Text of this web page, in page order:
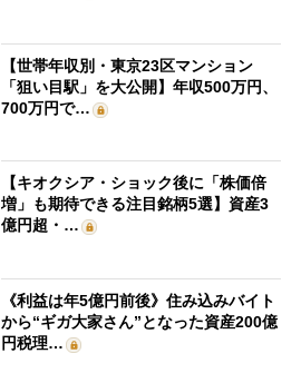
【世帯年収別・東京23区マンション
「狙い目駅」を大公開】年収500万円、
700万円で…
【キオクシア・ショック後に「株価倍
増」も期待できる注目銘柄5選】資産3
億円超・…
《利益は年5億円前後》住み込みバイト
から“ギガ大家さん”となった資産200億
円税理…